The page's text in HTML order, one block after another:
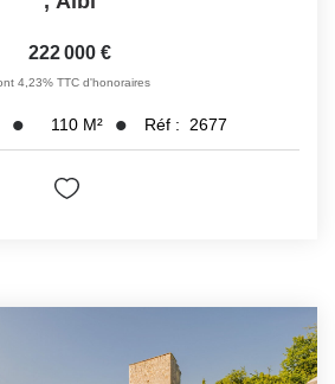
222 000 €
4,23% TTC d'honoraires
110 M² Réf : 2677